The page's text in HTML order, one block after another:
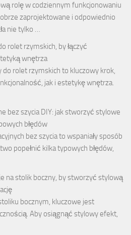
rolę w codziennym funkcjonowaniu
zaprojektowane i odpowiednio
nie tylko …
rolet rzymskich, by łączyć
wnętrza
rolet rzymskich to kluczowy krok,
jak i estetykę wnętrza.
bez szycia DIY: jak stworzyć stylowe
błędów
bez szycia to wspaniały sposób
popełnić kilka typowych błędów,
na stolik boczny, by stworzyć stylową
bocznym, kluczowe jest
Aby osiągnąć stylowy efekt,